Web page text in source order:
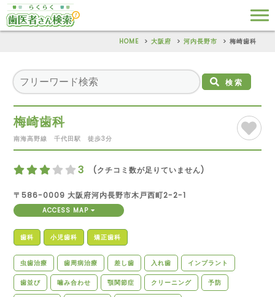
HOME 大阪府 河内長野市 梅崎歯科
検索
梅崎歯科
南海高野線 千代田駅 徒歩3分
3 (クチコミ数が足りていません)
〒586-0009 大阪府河内長野市木戸西町2-2-1
ACCESS MAP
歯科 小児歯科 矯正歯科
虫歯治療 歯周病治療 差し歯 入れ歯 インプラント
歯並び 噛み合わせ 顎関節症 クリーニング 予防